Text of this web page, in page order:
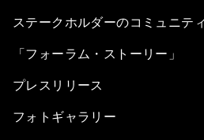
ステークホルダーのコミュニティ
「フォーラム・ストーリー」
プレスリリース
フォトギャラリー